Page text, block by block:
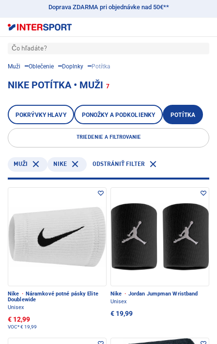
Doprava ZDARMA pri objednávke nad 50€**
Čo hľadáte?
Muži Oblečenie Doplnky Potítka
NIKE POTÍTKA • MUŽI 7
POKRÝVKY HLAVY PONOŽKY A PODKOLIENKY POTÍTKA
TRIEDENIE A FILTROVANIE
MUŽI NIKE ODSTRÁNIŤ FILTER
Nike · Náramkové potné pásky Elite
Doublewide
Unisex
€ 12,99
VOC*€ 19,99
Nike · Jordan Jumpman Wristband
Unisex
€ 19,99